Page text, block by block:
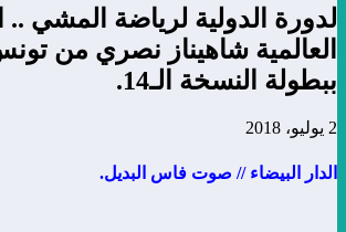
لدورة الدولية لرياضة المشي ..
العالمية شاهيناز نصري من
ببطولة النسخة الـ14.
2 يوليو، 2018
الدار البيضاء // صوت فاس البديل.